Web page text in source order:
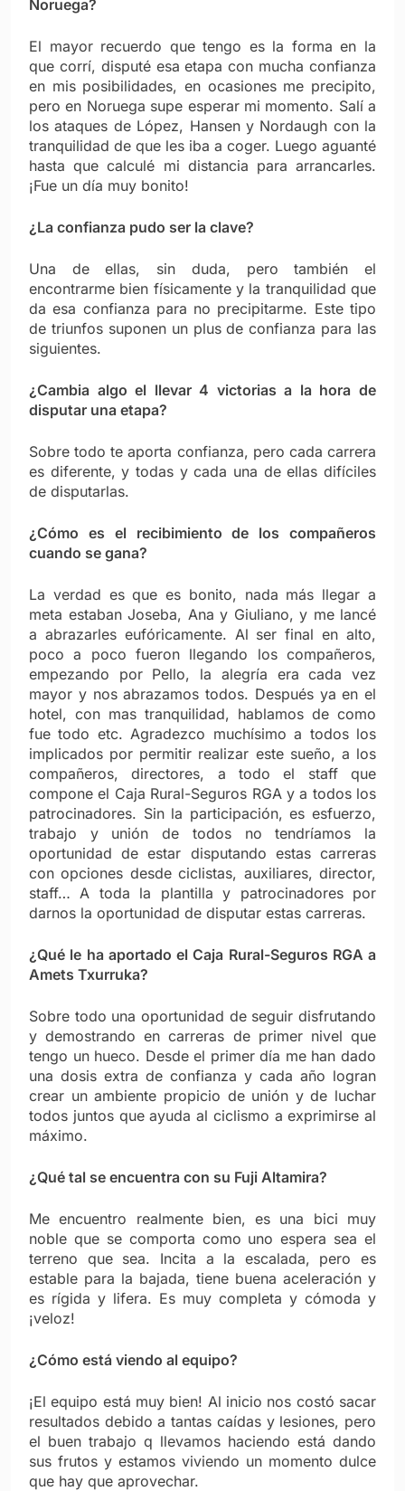
Noruega?
El mayor recuerdo que tengo es la forma en la
que corrí, disputé esa etapa con mucha confianza
en mis posibilidades, en ocasiones me precipito,
pero en Noruega supe esperar mi momento. Salí a
los ataques de López, Hansen y Nordaugh con la
tranquilidad de que les iba a coger. Luego aguanté
hasta que calculé mi distancia para arrancarles.
¡Fue un día muy bonito!
¿La confianza pudo ser la clave?
Una de ellas, sin duda, pero también el
encontrarme bien físicamente y la tranquilidad que
da esa confianza para no precipitarme. Este tipo
de triunfos suponen un plus de confianza para las
siguientes.
¿Cambia algo el llevar 4 victorias a la hora de
disputar una etapa?
Sobre todo te aporta confianza, pero cada carrera
es diferente, y todas y cada una de ellas difíciles
de disputarlas.
¿Cómo es el recibimiento de los compañeros
cuando se gana?
La verdad es que es bonito, nada más llegar a
meta estaban Joseba, Ana y Giuliano, y me lancé
a abrazarles eufóricamente. Al ser final en alto,
poco a poco fueron llegando los compañeros,
empezando por Pello, la alegría era cada vez
mayor y nos abrazamos todos. Después ya en el
hotel, con mas tranquilidad, hablamos de como
fue todo etc. Agradezco muchísimo a todos los
implicados por permitir realizar este sueño, a los
compañeros, directores, a todo el staff que
compone el Caja Rural-Seguros RGA y a todos los
patrocinadores. Sin la participación, es esfuerzo,
trabajo y unión de todos no tendríamos la
oportunidad de estar disputando estas carreras
con opciones desde ciclistas, auxiliares, director,
staff… A toda la plantilla y patrocinadores por
darnos la oportunidad de disputar estas carreras.
¿Qué le ha aportado el Caja Rural-Seguros RGA a
Amets Txurruka?
Sobre todo una oportunidad de seguir disfrutando
y demostrando en carreras de primer nivel que
tengo un hueco. Desde el primer día me han dado
una dosis extra de confianza y cada año logran
crear un ambiente propicio de unión y de luchar
todos juntos que ayuda al ciclismo a exprimirse al
máximo.
¿Qué tal se encuentra con su Fuji Altamira?
Me encuentro realmente bien, es una bici muy
noble que se comporta como uno espera sea el
terreno que sea. Incita a la escalada, pero es
estable para la bajada, tiene buena aceleración y
es rígida y lifera. Es muy completa y cómoda y
¡veloz!
¿Cómo está viendo al equipo?
¡El equipo está muy bien! Al inicio nos costó sacar
resultados debido a tantas caídas y lesiones, pero
el buen trabajo q llevamos haciendo está dando
sus frutos y estamos viviendo un momento dulce
que hay que aprovechar.